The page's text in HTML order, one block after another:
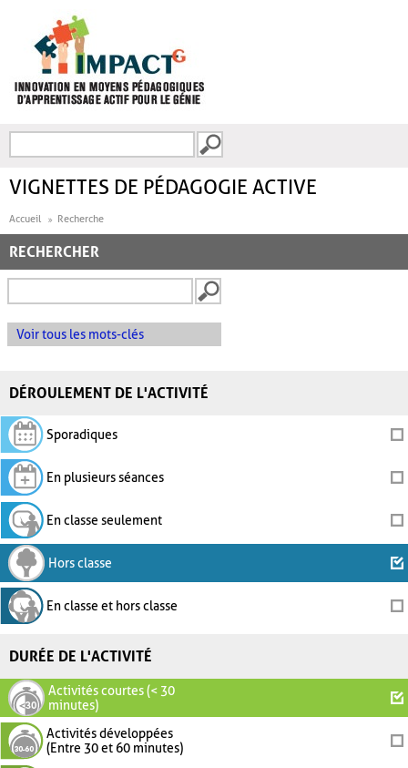
FORMULAIRE DE
VIGNETTES DE PÉDAGOGIE ACTIVE
Accueil Recherche
RECHERCHER
Voir tous les mots-clés
DÉROULEMENT DE L'ACTIVITÉ
Sporadiques
En plusieurs séances
En classe seulement
Hors classe
En classe et hors classe
DURÉE DE L'ACTIVITÉ
Activités courtes (< 30
minutes)
Activités développées
(Entre 30 et 60 minutes)